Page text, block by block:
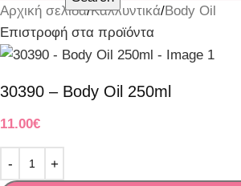
Αρχική σελίδα/Καλλυντικά/Body Oil
Επιστροφή στα προϊόντα
30390 – Body Oil 250ml
11.00€